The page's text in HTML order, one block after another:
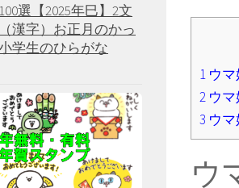
1 ウ
2 ウ
3 ウ
ウ
選【2025年巳】2文
漢字）お正月のかっ
学生のひらがな